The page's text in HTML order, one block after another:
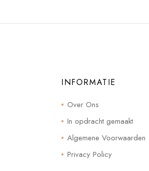
INFORMATIE
Over Ons
In opdracht gemaakt
Algemene Voorwaarden
Privacy Policy